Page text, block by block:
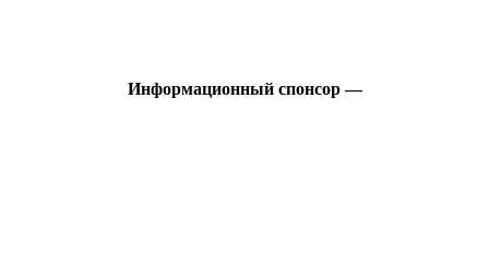
Информационный спонсор —